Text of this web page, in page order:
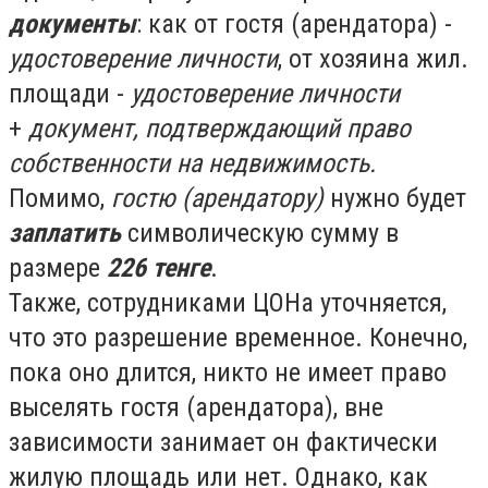
документы: как от гостя (арендатора) -
удостоверение личности, от хозяина жил.
площади - удостоверение личности
+ документ, подтверждающий право
собственности на недвижимость.
Помимо, гостю (арендатору)нужно будет
заплатитьсимволическую сумму в
размере 226 тенге.
Также, сотрудниками ЦОНа уточняется,
что это разрешение временное. Конечно,
пока оно длится, никто не имеет право
выселять гостя (арендатора), вне
зависимости занимает он фактически
жилую площадь или нет. Однако, как